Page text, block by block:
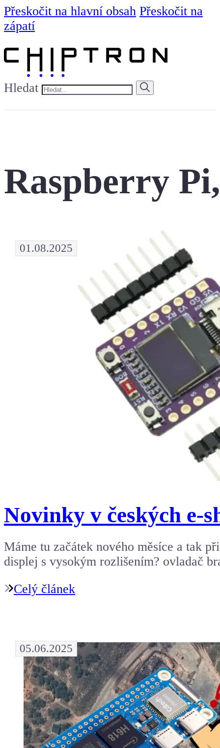
Přeskočit na hlavní obsah Přeskočit na
zápatí
Hledat
Raspberry
01.08.2025
Novinky v českých e-
Máme tu začátek nového měsíce a tak
displej s vysokým rozlišením? ovladač
Celý článek
05.06.2025